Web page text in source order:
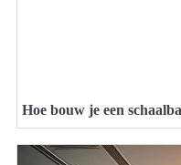
Hoe bouw je een